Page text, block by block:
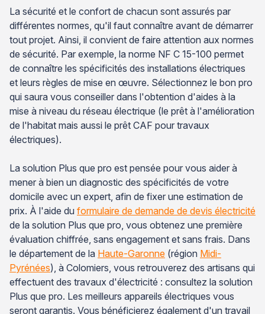
La sécurité et le confort de chacun sont assurés par
différentes normes, qu'il faut connaître avant de démarrer
tout projet. Ainsi, il convient de faire attention aux normes
de sécurité. Par exemple, la norme NF C 15-100 permet
de connaître les spécificités des installations électriques
et leurs règles de mise en œuvre. Sélectionnez le bon pro
qui saura vous conseiller dans l'obtention d'aides à la
mise à niveau du réseau électrique (le prêt à l'amélioration
de l'habitat mais aussi le prêt CAF pour travaux
électriques).
La solution Plus que pro est pensée pour vous aider à
mener à bien un diagnostic des spécificités de votre
domicile avec un expert, afin de fixer une estimation de
prix. À l'aide du formulaire de demande de devis électricité
de la solution Plus que pro, vous obtenez une première
évaluation chiffrée, sans engagement et sans frais. Dans
le département de la Haute-Garonne (région Midi-
Pyrénées), à Colomiers, vous retrouverez des artisans qui
effectuent des travaux d'électricité : consultez la solution
Plus que pro. Les meilleurs appareils électriques vous
seront garantis. Vous bénéficierez également d'un travail